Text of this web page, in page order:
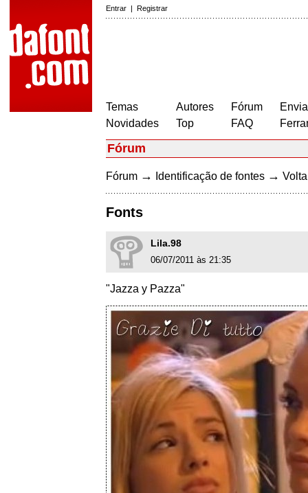
Entrar | Registrar
Temas
Novidades
Autores
Top
Fórum
FAQ
Fórum
Fórum → Identificação de fontes →
Fonts
Lila.98
06/07/2011 às 21:35
"Jazza y Pazza"